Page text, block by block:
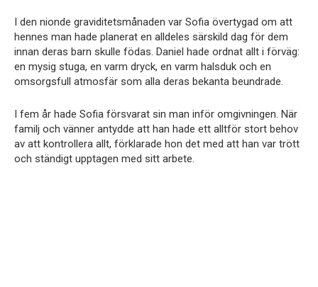
I den nionde graviditetsmånaden var Sofia övertygad om att
hennes man hade planerat en alldeles särskild dag för dem
innan deras barn skulle födas. Daniel hade ordnat allt i förväg:
en mysig stuga, en varm dryck, en varm halsduk och en
omsorgsfull atmosfär som alla deras bekanta beundrade.
I fem år hade Sofia försvarat sin man inför omgivningen. När
familj och vänner antydde att han hade ett alltför stort behov
av att kontrollera allt, förklarade hon det med att han var trött
och ständigt upptagen med sitt arbete.